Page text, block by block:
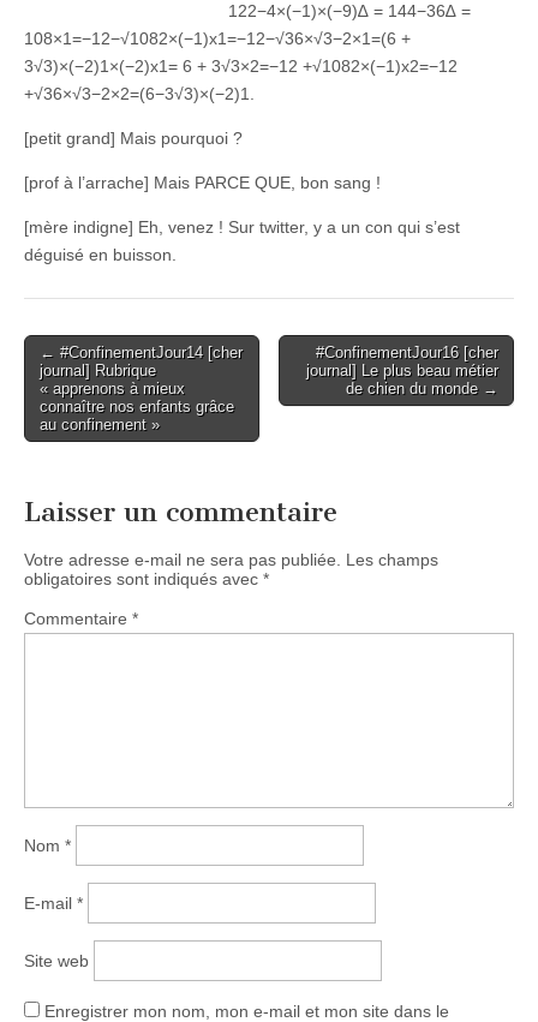
122−4×(−1)×(−9)∆ = 144−36∆ =
108×1=−12−√1082×(−1)x1=−12−√36×√3−2×1=(6 +
3√3)×(−2)1×(−2)x1= 6 + 3√3×2=−12 +√1082×(−1)x2=−12
+√36×√3−2×2=(6−3√3)×(−2)1.
[petit grand] Mais pourquoi ?
[prof à l’arrache] Mais PARCE QUE, bon sang !
[mère indigne] Eh, venez ! Sur twitter, y a un con qui s’est
déguisé en buisson.
Post
navigation
← #ConfinementJour14 [cher
journal] Rubrique
« apprenons à mieux
connaître nos enfants grâce
au confinement »
#ConfinementJour16 [cher
journal] Le plus beau métier
de chien du monde →
Laisser un commentaire
Votre adresse e-mail ne sera pas publiée.
Les champs
obligatoires sont indiqués avec *
Commentaire *
Nom *
E-mail *
Site web
Enregistrer mon nom, mon e-mail et mon site dans le